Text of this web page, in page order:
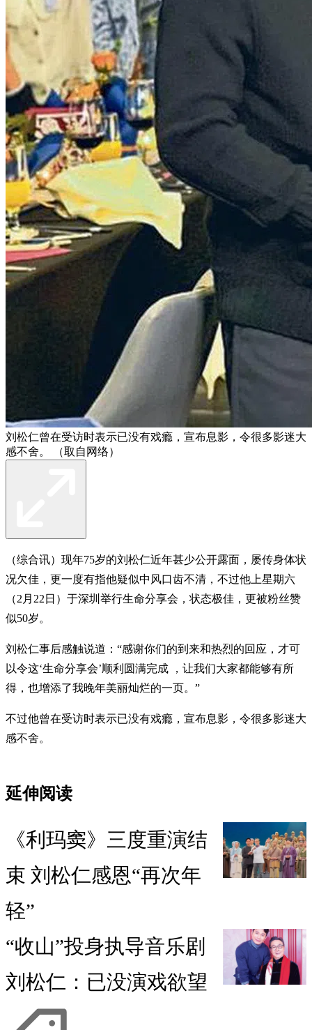
刘松仁曾在受访时表示已没有戏瘾，宣布息影，令很多影迷大
感不舍。 （取自网络）
（综合讯）现年75岁的刘松仁近年甚少公开露面，屡传身体状
况欠佳，更一度有指他疑似中风口齿不清，不过他上星期六
（2月22日）于深圳举行生命分享会，状态极佳，更被粉丝赞
似50岁。
刘松仁事后感触说道：“感谢你们的到来和热烈的回应，才可
以令这‘生命分享会’顺利圆满完成 ，让我们大家都能够有所
得，也增添了我晚年美丽灿烂的一页。”
不过他曾在受访时表示已没有戏瘾，宣布息影，令很多影迷大
感不舍。
延伸阅读
《利玛窦》三度重演结
束 刘松仁感恩“再次年
轻”
“收山”投身执导音乐剧
刘松仁：已没演戏欲望